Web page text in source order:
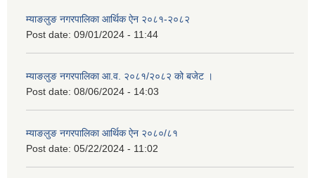
म्याङलुङ नगरपालिका आर्थिक ऐन २०८१-२०८२
Post date: 09/01/2024 - 11:44
म्याङलुङ नगरपालिका आ.व. २०८१/२०८२ को बजेट ।
Post date: 08/06/2024 - 14:03
म्याङलुङ नगरपालिका आर्थिक ऐन २०८०/८१
Post date: 05/22/2024 - 11:02